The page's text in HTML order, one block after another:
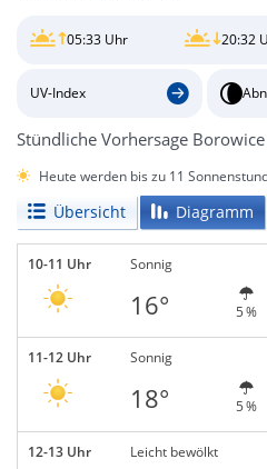
05:33 Uhr 20:32
UV-Index
Stündliche Vorhersage Borowice
Heute werden bis zu 11
Übersicht Diagramm
10-11 Uhr Sonnig
16° 5 %
11-12 Uhr Sonnig
18° 5 %
12-13 Uhr Leicht bewölkt